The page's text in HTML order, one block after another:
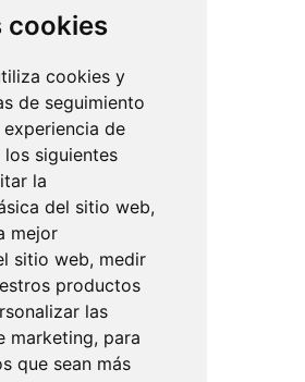
cookies
cookies y
de seguimiento
de
siguientes
la
del sitio web,
mejor
sitio web, medir
productos
las
marketing, para
que sean más